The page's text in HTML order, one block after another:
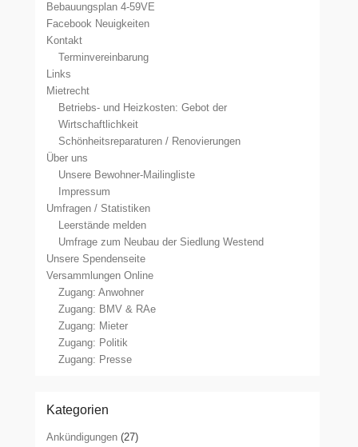
Bebauungsplan 4-59VE
Facebook Neuigkeiten
Kontakt
Terminvereinbarung
Links
Mietrecht
Betriebs- und Heizkosten: Gebot der
Wirtschaftlichkeit
Schönheitsreparaturen / Renovierungen
Über uns
Unsere Bewohner-Mailingliste
Impressum
Umfragen / Statistiken
Leerstände melden
Umfrage zum Neubau der Siedlung Westend
Unsere Spendenseite
Versammlungen Online
Zugang: Anwohner
Zugang: BMV & RAe
Zugang: Mieter
Zugang: Politik
Zugang: Presse
Kategorien
Ankündigungen (27)